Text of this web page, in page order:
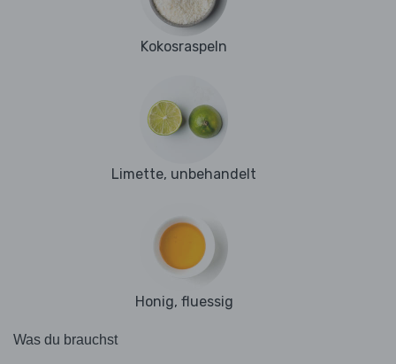
Kokosraspeln
Limette, unbehandelt
Honig, fluessig
Was du brauchst